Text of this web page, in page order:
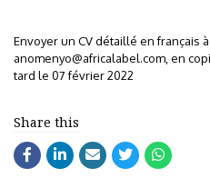
Envoyer un CV détaillé en français
anomenyo@africalabel.com , en
tard le 07 février 2022
Share this